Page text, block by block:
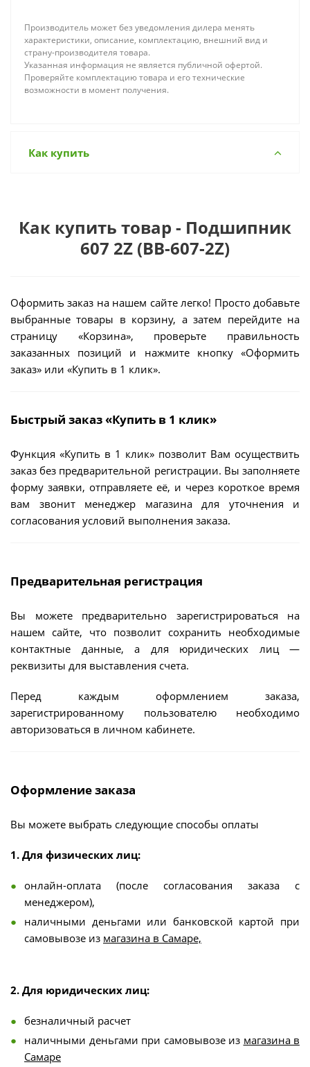
Производитель может без уведомления дилера менять
характеристики, описание, комплектацию, внешний вид и
страну-производителя товара.
Указанная информация не является публичной офертой.
Проверяйте комплектацию товара и его технические
возможности в момент получения.
Как купить
Как купить товар - Подшипник
607 2Z (BB-607-2Z)
Оформить заказ на нашем сайте легко! Просто добавьте
выбранные товары в корзину, а затем перейдите на
страницу «Корзина», проверьте правильность
заказанных позиций и нажмите кнопку «Оформить
заказ» или «Купить в 1 клик».
Быстрый заказ «Купить в 1 клик»
Функция «Купить в 1 клик» позволит Вам осуществить
заказ без предварительной регистрации. Вы заполняете
форму заявки, отправляете её, и через короткое время
вам звонит менеджер магазина для уточнения и
согласования условий выполнения заказа.
Предварительная регистрация
Вы можете предварительно зарегистрироваться на
нашем сайте, что позволит сохранить необходимые
контактные данные, а для юридических лиц —
реквизиты для выставления счета.
Перед каждым оформлением заказа,
зарегистрированному пользователю необходимо
авторизоваться в личном кабинете.
Оформление заказа
Вы можете выбрать следующие способы оплаты
1. Для физических лиц:
онлайн-оплата (после согласования заказа с
менеджером),
наличными деньгами или банковской картой при
самовывозе из магазина в Самаре,
2. Для юридических лиц:
безналичный расчет
наличными деньгами при самовывозе из магазина в
Самаре